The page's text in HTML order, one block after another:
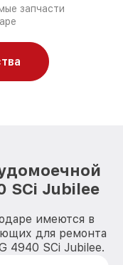
запчасти
SCi Jubilee
имеются в
для ремонта
4940 SCi Jubilee.